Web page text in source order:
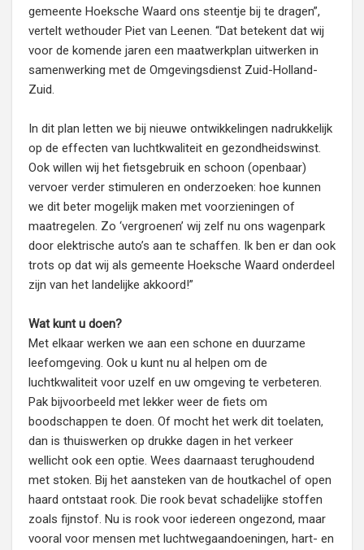
gemeente Hoeksche Waard ons steentje bij te dragen”,
vertelt wethouder Piet van Leenen. “Dat betekent dat wij
voor de komende jaren een maatwerkplan uitwerken in
samenwerking met de Omgevingsdienst Zuid-Holland-
Zuid.
In dit plan letten we bij nieuwe ontwikkelingen nadrukkelijk
op de effecten van luchtkwaliteit en gezondheidswinst.
Ook willen wij het fietsgebruik en schoon (openbaar)
vervoer verder stimuleren en onderzoeken: hoe kunnen
we dit beter mogelijk maken met voorzieningen of
maatregelen. Zo ‘vergroenen’ wij zelf nu ons wagenpark
door elektrische auto’s aan te schaffen. Ik ben er dan ook
trots op dat wij als gemeente Hoeksche Waard onderdeel
zijn van het landelijke akkoord!”
Wat kunt u doen?
Met elkaar werken we aan een schone en duurzame
leefomgeving. Ook u kunt nu al helpen om de
luchtkwaliteit voor uzelf en uw omgeving te verbeteren.
Pak bijvoorbeeld met lekker weer de fiets om
boodschappen te doen. Of mocht het werk dit toelaten,
dan is thuiswerken op drukke dagen in het verkeer
wellicht ook een optie. Wees daarnaast terughoudend
met stoken. Bij het aansteken van de houtkachel of open
haard ontstaat rook. Die rook bevat schadelijke stoffen
zoals fijnstof. Nu is rook voor iedereen ongezond, maar
vooral voor mensen met luchtwegaandoeningen, hart- en